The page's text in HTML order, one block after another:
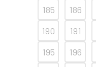
185
186
190
191
195
196